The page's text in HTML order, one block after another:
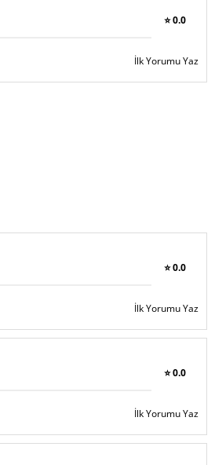
⭐ 0.0
İlk Yorumu Yaz
⭐ 0.0
İlk Yorumu Yaz
⭐ 0.0
İlk Yorumu Yaz